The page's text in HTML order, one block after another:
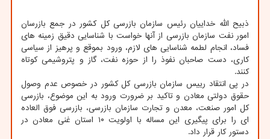
ذبیح الله خداییان رئیس سازمان بازرسی کل کشور در جمع بازرسان
امور نفت سازمان بازرسی از آنها خواست با شناسایی دقیق زمینه های
فساد، انجام لطمه شناسایی های لازم، ورود بموقع و پرهیز از سیاسی
کاری، دست صاحبان نفوذ را از حوزه نفت، گاز و پتروشیمی کوتاه
کنند.
در پی انتقاد رییس سازمان بازرسی کل کشور در خصوص عدم وصول
حقوق دولتی معادن و تاکید بر ضرورت ورود به این موضوع، بازرسی
کل امور صنعت، معدن و تجارت سازمان بازرسی، بازرسی فوق العاده
ای را برای پیگیری این مساله با اولویت ۱۰ استان غنی معادن در
دستور کار قرار داد.